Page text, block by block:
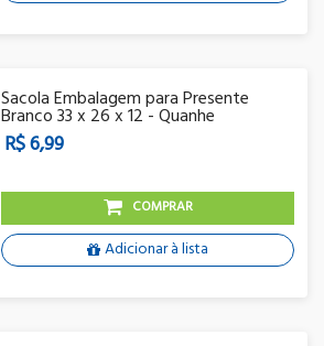
Sacola Embalagem para Presente
Branco 33 x 26 x 12 - Quanhe
R$ 6,99
COMPRAR
Adicionar à lista